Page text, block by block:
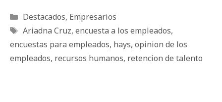
Categorías
Destacados, Empresarios
Etiquetas
Ariadna Cruz, encuesta a los empleados,
encuestas para empleados, hays, opinion de los
empleados, recursos humanos, retencion de talento